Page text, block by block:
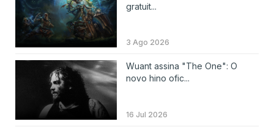
gratuit...
3 Ago 2026
Wuant assina "The One": O
novo hino ofic...
16 Jul 2026